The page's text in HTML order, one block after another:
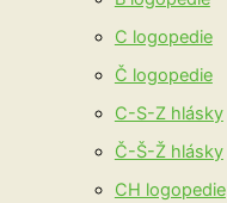
C logopedie
Č logopedie
C-S-Z hlásky
Č-Š-Ž hlásky
CH logopedie